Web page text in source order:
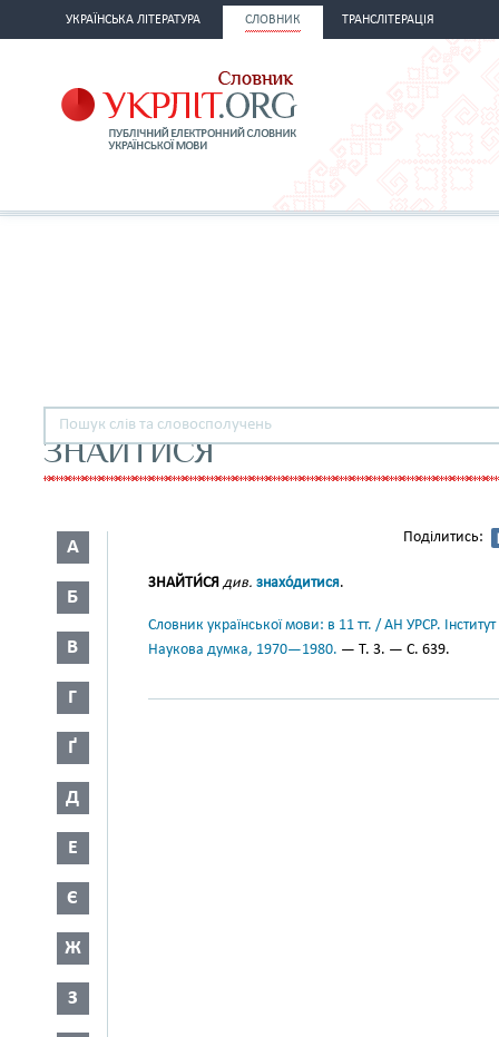
УКРАЇНСЬКА ЛІТЕРАТУРА СЛОВНИК ТРАНСЛІТЕРАЦІЯ
ЗНАЙТИСЯ
А
Б
В
Г
Ґ
Д
Е
Є
Ж
З
Поділитись:
ЗНАЙТИ́СЯ див. знахо́дитися.
Словник української мови: в 11 тт. / АН УРСР.
Наукова думка, 1970—1980. — Т. 3. — С. 639.